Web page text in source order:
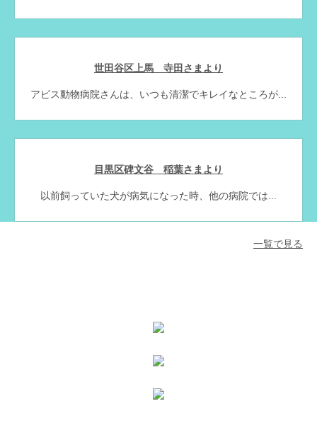
世田谷区上馬 寺田さまより
アビス動物病院さんは、いつも清潔でキレイなところが...
目黒区碑文谷 稲葉さまより
以前飼っていた犬が病気になった時、他の病院では...
一覧で見る